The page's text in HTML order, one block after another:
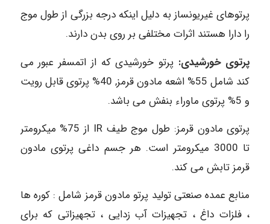
پرتوهای غیریونساز به دلیل اینکه درجه بزرگی از طول موج
را دارا هستند اثرات مختلفی بر روی بدن دارند.
پرتوی خورشیدی: پرتو خورشیدی که از اتمسفر عبور می
کند شامل 55% اشعه مادون قرمز, 40% پرتوی قابل رویت
و 5% پرتوی ماوراء بنفش می باشد.
پرتوی مادون قرمز: طول موج طیف IR از 75% میکرومتر
تا 3000 میکرومتر است. هر جسم داغی پرتوی مادون
قرمز تابش می کند.
منابع عمده صنعتی تولید پرتو مادون قرمز شامل : کوره ها
، فلزات داغ ، تجهیزات آب زدایی ، تجهیزاتی که برای